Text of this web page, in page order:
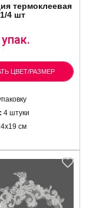
термоклеевая
4 шт
ЦВЕТ/РАЗМЕР
4 штуки
см